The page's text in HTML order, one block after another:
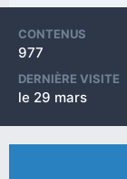
CONTENUS
977
DERNIÈRE VISITE
le 29 mars